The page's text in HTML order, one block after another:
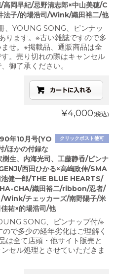
高岡早紀/忌野清志郎×中山美穂/C
法子/的場浩司/Wink/織田裕二/他
、YOUNG SONG、ピンナッ
ります。※古い雑誌ですので多
せ。※掲載品、通販商品は全
。売り切れの際はキャンセル
御了承ください。
¥4,000(税込)
クリックポスト他可
年10月号(YO
/ほかの付録な
樹生、内海光司、工藤静香/ピンナ
西田ひかる×高嶋政伸/SMA
池健一郎/THE BLUE HEARTS/
CHA/織田裕二/ribbon/忍者/
Wink/チェッカーズ/南野陽子/米
祐×的場浩司/他
SONG、ピンナップ付/※
で多少の経年劣化はご理解く
は全て店頭・他サイト販売と
セル処理とさせていただきま